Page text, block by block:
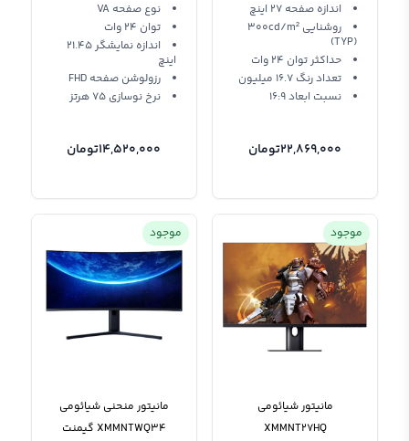
اندازه صفحه 27 اینچ
روشنایی 300cd/m²
(TYP)
حداکثر توان 24 وات
تعداد رنگ 16.7 میلیون
نسبت ابعاد 16:9
22,869,000تومان
نوع صفحه VA
توان 24 وات
اندازه نمایشگر 21.45
اینچ
رزولوشن صفحه FHD
نرخ نوسازی 75 هرتز
14,520,000تومان
موجود
مانیتور شیائومی
XMMNT27HQ
موجود
مانیتور منحنی شیائومی
XMMNTWQ34 گیمنت